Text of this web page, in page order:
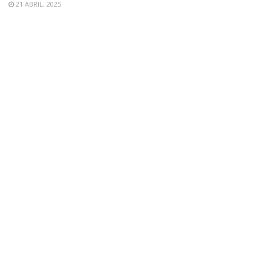
21 ABRIL, 2025